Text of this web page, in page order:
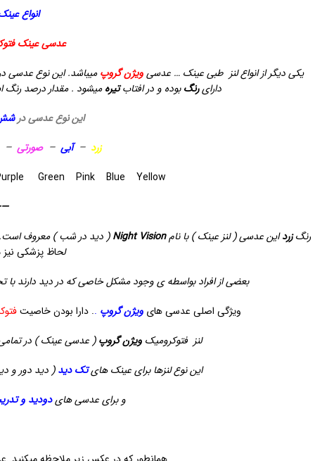
انواع
عدسی عینک
یکی دیگر از انواع لنز طبی عینک … عدسیویژن گروپمیباشد.این نوع عدسی
دارایرنگبوده و در افتابتیرهمیشود .مقدار درصد
این نوع عدسی در
زرد –آبی –صورتی
رنگزرداین عدسی ( لنز عینک ) با نامNight Vision ( دید در شب ) معروف
لحاظ پزشکی نیز
بعضی از افراد بواسطه ی وجود مشکل خاصی که در دید دارندبا
ویژگی اصلی عدسی هایویژن گروپ .. دارا بودن خاصیت
لنز فتوکرومیک ویژن گروپ( عدسی عینک ) در
این نوع لنزها برای عینک هایتک دید( دید دور و
و برای عدسی هایدودید و